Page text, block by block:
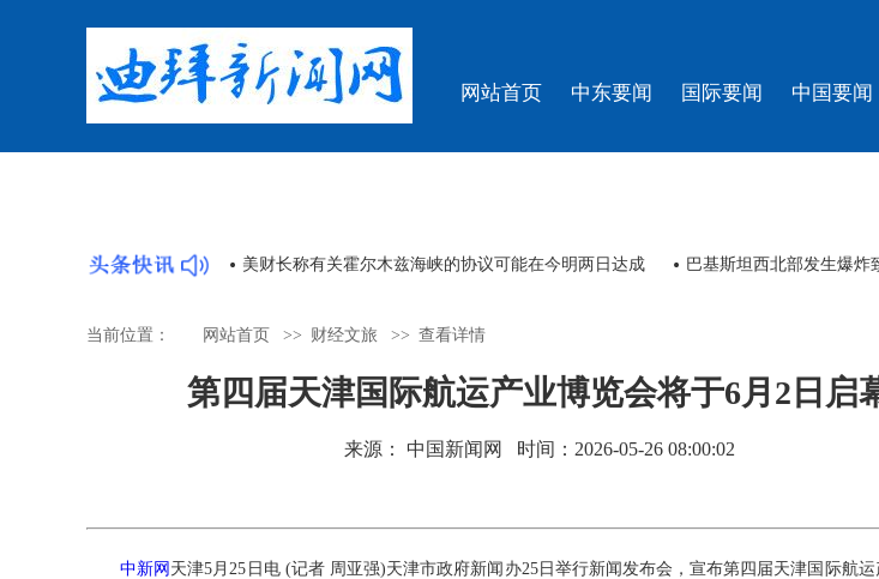
网站首页 中东要闻 国际要闻 中国要闻
国宝”回归牵动人心 美财长称有关霍尔木兹海峡的协议可能在今明两日达成 巴基斯坦西北部发生爆炸
当前位置： 网站首页 >> 财经文旅 >> 查看详情
第四届天津国际航运产业博览会将于6月2日启
来源： 中国新闻网 时间：2026-05-26 08:00:02
中新网 天津5月25日电 (记者 周亚强)天津市政府新闻办25日举行新闻发布会，宣布第四届天津国际航